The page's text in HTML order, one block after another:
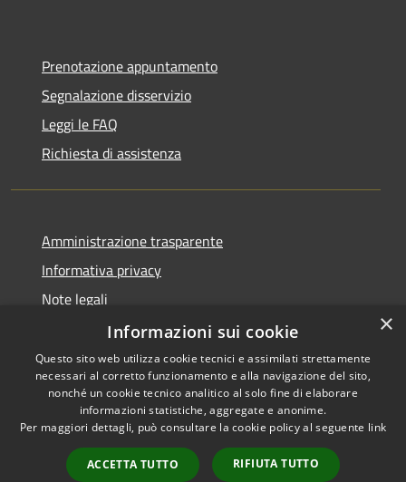
Prenotazione appuntamento
Segnalazione disservizio
Leggi le FAQ
Richiesta di assistenza
Amministrazione trasparente
Informativa privacy
Note legali
Dichiarazione di accessibilità
RSS
Accessibilità
Copyright © 2026 • Comune di
Vergiate • Powered by
Municipium•
Accesso
×
Informazioni sui cookie
Questo sito web utilizza cookie tecnici e assimilati strettamente
necessari al corretto funzionamento e alla navigazione del sito,
nonché un cookie tecnico analitico al solo fine di elaborare
informazioni statistiche, aggregate e anonime.
Per maggiori dettagli, può consultare la cookie policy al seguente link
ACCETTA TUTTO RIFIUTA TUTTO